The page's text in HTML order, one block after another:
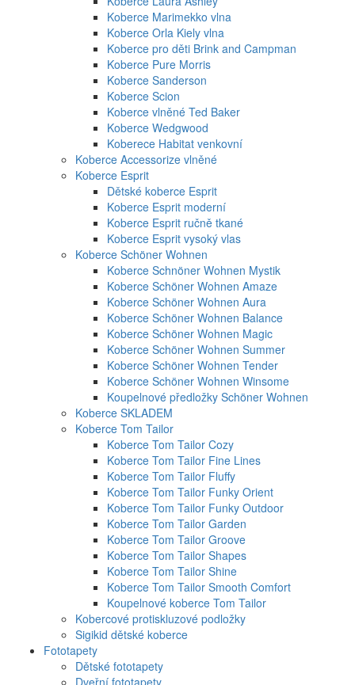
Koberce Marimekko vlna
Koberce Orla Kiely vlna
Koberce pro děti Brink and Campman
Koberce Pure Morris
Koberce Sanderson
Koberce Scion
Koberce vlněné Ted Baker
Koberce Wedgwood
Koberece Habitat venkovní
Koberce Accessorize vlněné
Koberce Esprit
Dětské koberce Esprit
Koberce Esprit moderní
Koberce Esprit ručně tkané
Koberce Esprit vysoký vlas
Koberce Schöner Wohnen
Koberce Schnöner Wohnen Mystik
Koberce Schöner Wohnen Amaze
Koberce Schöner Wohnen Aura
Koberce Schöner Wohnen Balance
Koberce Schöner Wohnen Magic
Koberce Schöner Wohnen Summer
Koberce Schöner Wohnen Tender
Koberce Schöner Wohnen Winsome
Koupelnové předložky Schöner Wohnen
Koberce SKLADEM
Koberce Tom Tailor
Koberce Tom Tailor Cozy
Koberce Tom Tailor Fine Lines
Koberce Tom Tailor Fluffy
Koberce Tom Tailor Funky Orient
Koberce Tom Tailor Funky Outdoor
Koberce Tom Tailor Garden
Koberce Tom Tailor Groove
Koberce Tom Tailor Shapes
Koberce Tom Tailor Shine
Koberce Tom Tailor Smooth Comfort
Koupelnové koberce Tom Tailor
Kobercové protiskluzové podložky
Sigikid dětské koberce
Fototapety
Dětské fototapety
Dveřní fototapety